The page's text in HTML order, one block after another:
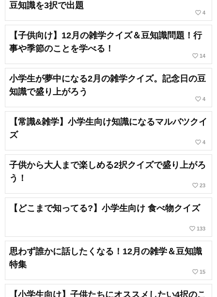
豆知識を3択で出題
favorite_border 4
【子供向け】12月の雑学クイズ＆豆知識問題！行
事や季節のことを学べる！
favorite_border 14
小学生が夢中になる2月の雑学クイズ。記念日の豆
知識で盛り上がろう
favorite_border 4
【常識&雑学】小学生向け知識になるマルバツクイ
ズ
favorite_border 4
子供から大人まで楽しめる2択クイズで盛り上がろ
う！
favorite_border 23
【どこまで知ってる?】小学生向け 食べ物クイズ
favorite_border 133
思わず誰かに話したくなる！12月の雑学＆豆知識
特集
favorite_border 15
【小学生向け】子供たちにオススメしたい4択のこ